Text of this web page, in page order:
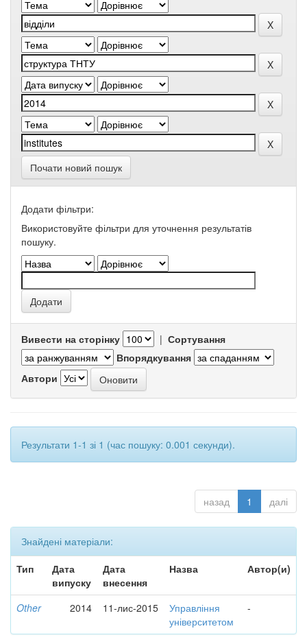
Почати новий пошук
Додати фільтри:
Використовуйте фільтри для уточнення результатів
пошуку.
Вивести на сторінку | Сортування
Впорядкування
Автори
Результати 1-1 зі 1 (час пошуку: 0.001 секунди).
назад 1 далі
Знайдені матеріали:
Тип
Дата
випуску
Дата
внесення
Назва Автор(и)
Other 2014 11-лис-2015
Управління
університетом
-